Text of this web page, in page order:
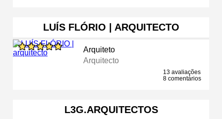
LUÍS FLÓRIO | ARQUITECTO
Arquiteto
Arquitecto
13 avaliações
8 comentários
L3G.ARQUITECTOS